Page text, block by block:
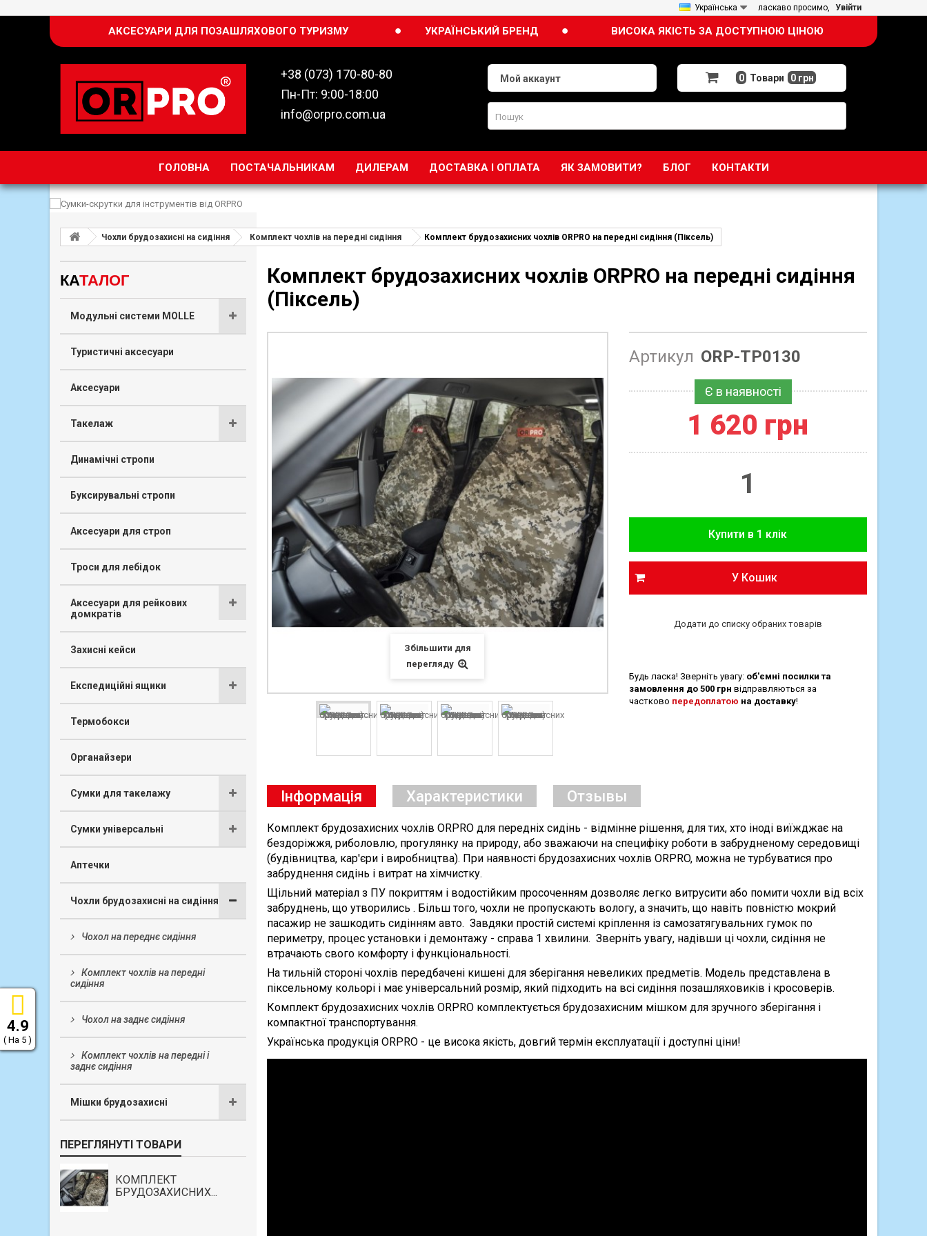
ласкаво просимо, Увійти
Українська
АКСЕСУАРИ ДЛЯ ПОЗАШЛЯХОВОГО ТУРИЗМУ ● УКРАЇНСЬКИЙ БРЕНД ● ВИСОКА ЯКІСТЬ ЗА ДОСТУПНОЮ ЦІНОЮ
+38 (073) 170-80-80
Пн-Пт: 9:00-18:00
info@orpro.com.ua
Мой аккаунт 0 Товари 0 грн
ГОЛОВНА ПОСТАЧАЛЬНИКАМ ДИЛЕРАМ ДОСТАВКА І ОПЛАТА ЯК ЗАМОВИТИ? БЛОГ КОНТАКТИ
Чохли брудозахисні на сидіння Комплект чохлів на передні сидіння Комплект брудозахисних чохлів ORPRO на передні сидіння (Піксель)
КАТАЛОГ
Модульні системи MOLLE
Туристичні аксесуари
Аксесуари
Такелаж
Динамічні стропи
Буксирувальні стропи
Аксесуари для строп
Троси для лебідок
Аксесуари для рейкових
домкратів
Захисні кейси
Експедиційні ящики
Термобокси
Органайзери
Сумки для такелажу
Сумки універсальні
Аптечки
Чохли брудозахисні на сидіння
Чохол на переднє сидіння
Комплект чохлів на передні
сидіння
Чохол на заднє сидіння
Комплект чохлів на передні і
заднє сидіння
Мішки брудозахисні
ПЕРЕГЛЯНУТІ ТОВАРИ
КОМПЛЕКТ
БРУДОЗАХИСНИХ...
Комплект брудозахисних чохлів ORPRO на передні сидіння
(Піксель)
Збільшити для
перегляду
Артикул ORP-TP0130
Є в наявності
1 620 грн
У Кошик
Додати до списку обраних товарів
Будь ласка! Зверніть увагу: об'ємні посилки та
замовлення до 500 грн відправляються за
частково передоплатою на доставку!
Інформація Характеристики Отзывы
Комплект брудозахисних чохлів ORPRO для передніх сидінь - відмінне рішення, для тих, хто іноді виїжджає на
бездоріжжя, риболовлю, прогулянку на природу, або зважаючи на специфіку роботи в забрудненому середовищі
(будівництва, кар'єри і виробництва). При наявності брудозахисних чохлів ORPRO, можна не турбуватися про
забруднення сидінь і витрат на хімчистку.
Щільний матеріал з ПУ покриттям і водостійким просоченням дозволяє легко витрусити або помити чохли від всіх
забруднень, що утворились . Більш того, чохли не пропускають вологу, а значить, що навіть повністю мокрий
пасажир не зашкодить сидінням авто. Завдяки простій системі кріплення із самозатягувальних гумок по
периметру, процес установки і демонтажу - справа 1 хвилини. Зверніть увагу, надівши ці чохли, сидіння не
втрачають свого комфорту і функціональності.
На тильній стороні чохлів передбачені кишені для зберігання невеликих предметів. Модель представлена в
піксельному кольорі і має універсальний розмір, який підходить на всі сидіння позашляховиків і кросоверів.
Комплект брудозахисних чохлів ORPRO комплектується брудозахисним мішком для зручного зберігання і
компактної транспортування.
Українська продукція ORPRO - це висока якість, довгий термін експлуатації і доступні ціни!
4.9
( На 5 )